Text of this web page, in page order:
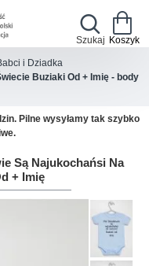
i Dziadka
Buziaki Od + Imię - body
Pilne wysyłamy tak szybko
Są Najukochańsi Na
+ Imię